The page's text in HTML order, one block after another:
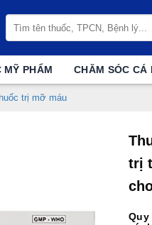
kiếm:
MỸ PHẨM CHĂM SÓC CÁ
trị mỡ máu
trị
Quy